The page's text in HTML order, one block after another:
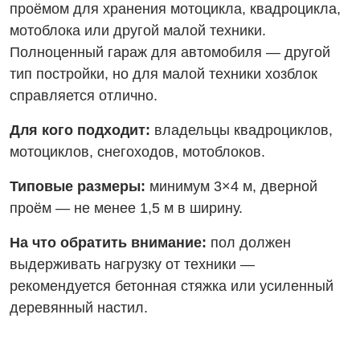
проёмом для хранения мотоцикла, квадроцикла,
мотоблока или другой малой техники.
Полноценный гараж для автомобиля — другой
тип постройки, но для малой техники хозблок
справляется отлично.
Для кого подходит: владельцы квадроциклов,
мотоциклов, снегоходов, мотоблоков.
Типовые размеры: минимум 3×4 м, дверной
проём — не менее 1,5 м в ширину.
На что обратить внимание: пол должен
выдерживать нагрузку от техники —
рекомендуется бетонная стяжка или усиленный
деревянный настил.